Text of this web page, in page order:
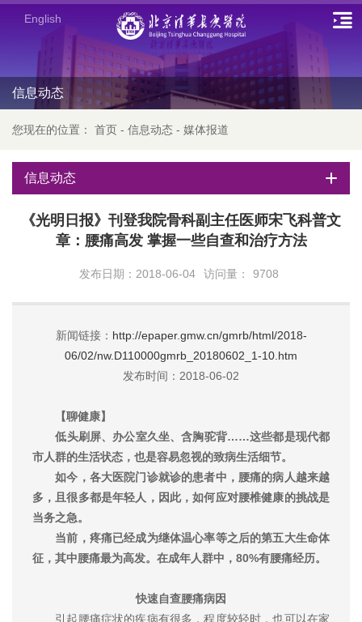
English
信息动态
您现在的位置： 首页 - 信息动态 - 媒体报道
信息动态
《光明日报》刊登我院骨科副主任医师宋飞科普文
章：腰痛高发 掌握一些自查和治疗方法
发布日期：2018-06-04 访问量： 9708
新闻链接： http://epaper.gmw.cn/gmrb/html/2018-
06/02/nw.D110000gmrb_20180602_1-10.htm
发布时间：2018-06-02
【聊健康】
低头刷屏、办公室久坐、含胸驼背……这些都是现代都
市人群的生活状态，也是容易忽视的致病生活细节。
如今，各大医院门诊就诊的患者中，腰痛的病人越来越
多，且很多都是年轻人，因此，如何应对腰椎健康的挑战是
当务之急。
当前，疼痛已经成为继体温心率等之后的第五大生命体
征，其中腰痛最为高发。在成年人群中，80%有腰痛经历。
快速自查腰痛病因
引起腰痛症状的疾病有很多，程度较轻时，也可以在家